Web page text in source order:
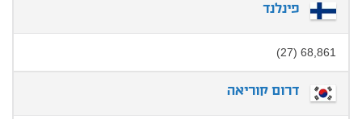
פינלנד
68,861 (27)
דרום קוריאה